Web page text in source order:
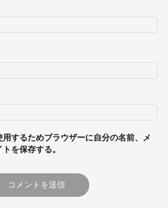
するためブラウザーに自分の名前、メ
を保存する。